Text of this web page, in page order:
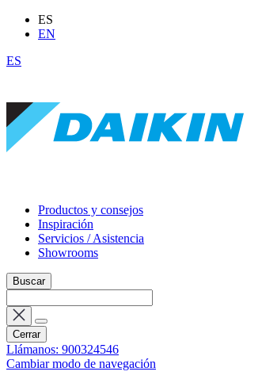
ES
EN
ES
Productos y consejos
Inspiración
Servicios / Asistencia
Showrooms
Buscar
Cerrar
Llámanos: 900324546
Cambiar modo de navegación